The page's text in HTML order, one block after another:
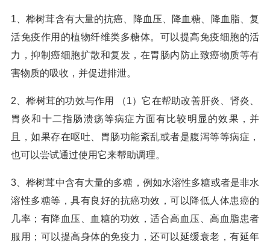
1、桦树茸含有大量的抗癌、降血压、降血糖、降血脂、复
活免疫作用的植物纤维类多糖体。可以提高免疫细胞的活
力，抑制癌细胞扩散和复发，在胃肠内防止致癌物质等有
害物质的吸收，并促进排泄。
2、桦树茸的功效与作用 （1）它在帮助改善肝炎、肾炎、
胃炎和十二指肠溃疡等病症方面有比较明显的效果，并
且，如果存在呕吐、胃肠功能紊乱或者是腹泻等等病症，
也可以尝试通过使用它来帮助调理。
3、桦树茸中含有大量的多糖，例如水溶性多糖或者是非水
溶性多糖等，具有良好的抗癌功效，可以降低人体患癌的
几率；有降血压、血糖的功效，适合高血压、高血脂患者
服用；可以提高身体的免疫力，还可以延缓衰老，有延年